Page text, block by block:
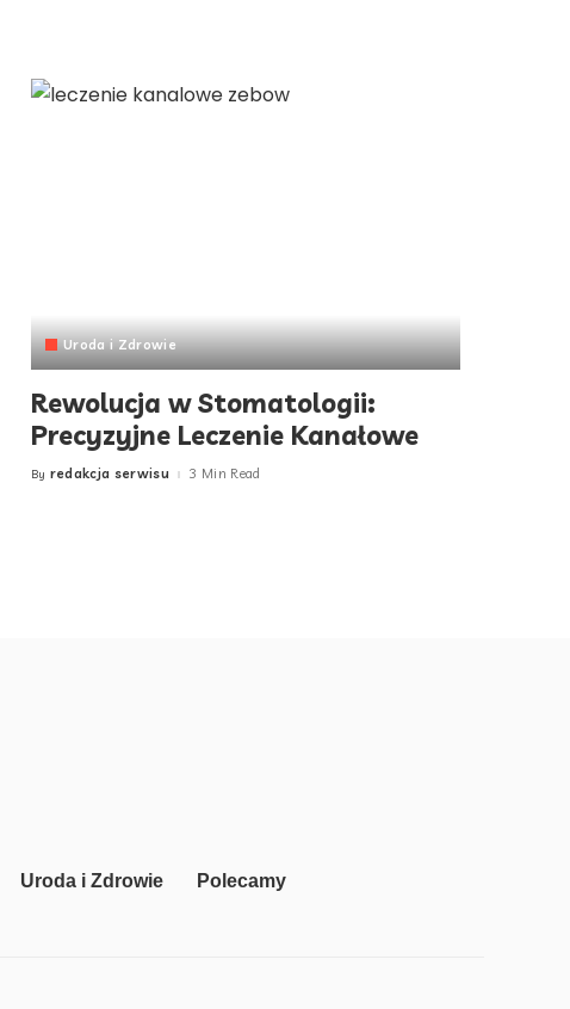
Uroda i Zdrowie
Rewolucja w Stomatologii:
Precyzyjne Leczenie Kanałowe
Posted
By redakcja serwisu 3 Min Read
Uroda i Zdrowie Polecamy